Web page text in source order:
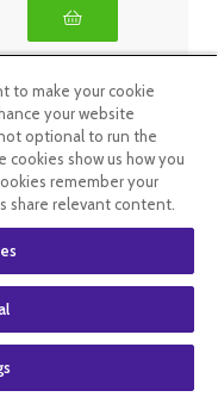
Jonzac
to make your cookie
your website
optional to run the
show us how you
remember your
share relevant content.